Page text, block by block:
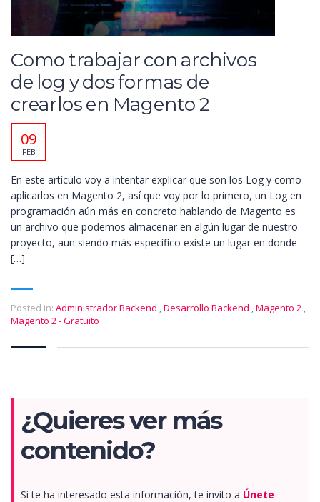
Como trabajar con archivos
de log y dos formas de
crearlos en Magento 2
09
FEB
En este artículo voy a intentar explicar que son los Log y como
aplicarlos en Magento 2, así que voy por lo primero, un Log en
programación aún más en concreto hablando de Magento es
un archivo que podemos almacenar en algún lugar de nuestro
proyecto, aun siendo más específico existe un lugar en donde
[…]
Posted in: Administrador Backend ,Desarrollo Backend ,Magento 2 ,
Magento 2 - Gratuito
¿Quieres ver más
contenido?
Si te ha interesado esta información, te invito a Únete